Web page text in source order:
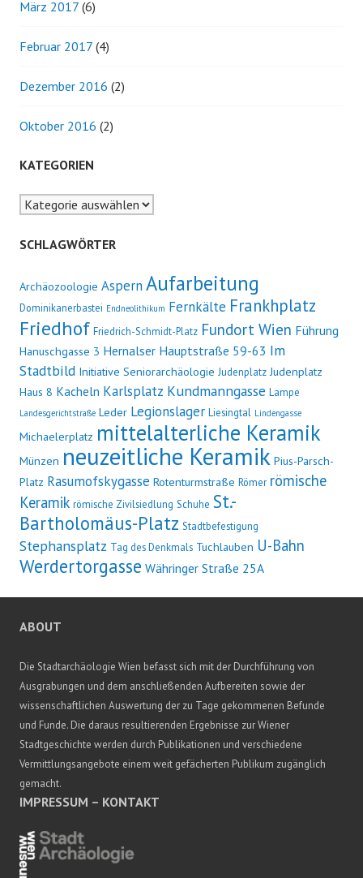
März 2017 (6)
Februar 2017 (4)
Dezember 2016 (2)
Oktober 2016 (2)
KATEGORIEN
Kategorien
SCHLAGWÖRTER
Archäozoologie Aspern Aufarbeitung
Dominikanerbastei Endneolithikum Fernkälte Frankhplatz
Friedhof Friedrich-Schmidt-Platz Fundort Wien Führung
Hanuschgasse 3 Hernalser Hauptstraße 59-63 Im
Stadtbild Initiative Seniorarchäologie Judenplatz Judenplatz
Haus 8 Kacheln Karlsplatz Kundmanngasse Lampe
Landesgerichtstraße Leder Legionslager Liesingtal Lindengasse
Michaelerplatz mittelalterliche Keramik
Münzen neuzeitliche Keramik Pius-Parsch-
Platz Rasumofskygasse Rotenturmstraße Römer römische
Keramik römische Zivilsiedlung Schuhe St.-
Bartholomäus-Platz Stadtbefestigung
Stephansplatz Tag des Denkmals Tuchlauben U-Bahn
Werdertorgasse Währinger Straße 25A
ABOUT
Die Stadtarchäologie Wien befasst sich mit der Durchführung von
Ausgrabungen und dem anschließenden Aufbereiten sowie der
wissenschaftlichen Auswertung der zu Tage gekommenen Befunde
und Funde. Die daraus resultierenden Ergebnisse zur Wiener
Stadtgeschichte werden durch Publikationen und verschiedene
Vermittlungsangebote einem weit gefächerten Publikum zugänglich
gemacht.
IMPRESSUM – KONTAKT